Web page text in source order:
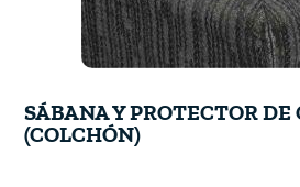
SÁBANA Y PROTECTOR
(COLCHÓN)